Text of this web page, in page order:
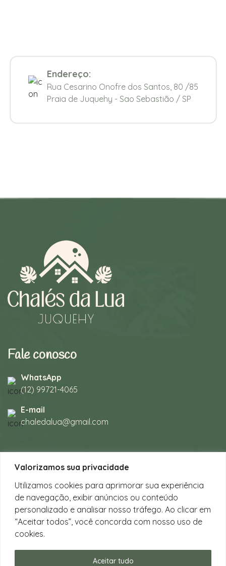
Valorizamos sua privacidade
Utilizamos cookies para aprimorar sua experiência
de navegação, exibir anúncios ou conteúdo
personalizado e analisar nosso tráfego. Ao clicar em
“Aceitar todos”, você concorda com nosso uso de
cookies.
Aceitar tudo
Endereço:
Rua Cesarino Onofre dos Santos, 80 /85
Praia de Juquehy - Sao Sebastião / SP
Fale conosco
WhatsApp
(12) 99721-4065
E-mail
chaledalua@gmail.com
Seu refúgio em meio à natureza
na bela praia de Juquehy.
Instagram
@chalesdaluajuquehy
Facebook
Chalés da Lua Juquehy